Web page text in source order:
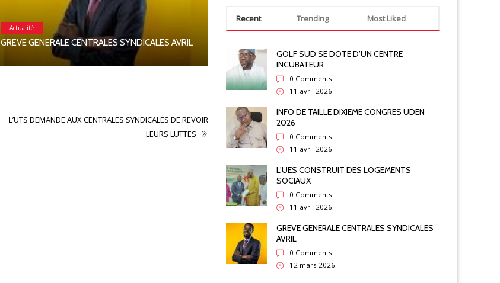
Actualité
GREVE GENERALE CENTRALES SYNDICALES AVRIL
Education
L’UTS DEMANDE AUX CENTRALES SYNDICALES DE REVOIR
LEURS LUTTES
Recent Trending Most Liked
GOLF SUD SE DOTE D’UN CENTRE
INCUBATEUR
0 Comments
11 avril 2026
INFO DE TAILLE DIXIEME CONGRES UDEN
2026
0 Comments
11 avril 2026
L’UES CONSTRUIT DES LOGEMENTS
SOCIAUX
0 Comments
11 avril 2026
GREVE GENERALE CENTRALES SYNDICALES
AVRIL
0 Comments
12 mars 2026